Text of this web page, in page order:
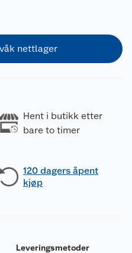
nettlager
Hent i butikk etter
bare to timer
120 dagers åpent
kjøp
Leveringsmetoder